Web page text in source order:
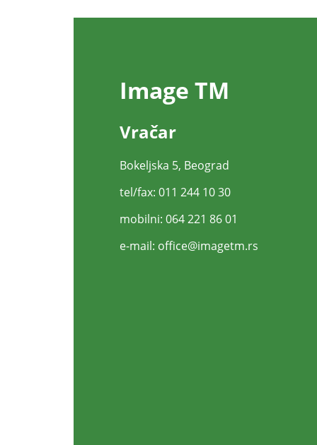
Image TM
Vračar
Bokeljska 5, Beograd
tel/fax: 011 244 10 30
mobilni: 064 221 86 01
e-mail: office@imagetm.rs